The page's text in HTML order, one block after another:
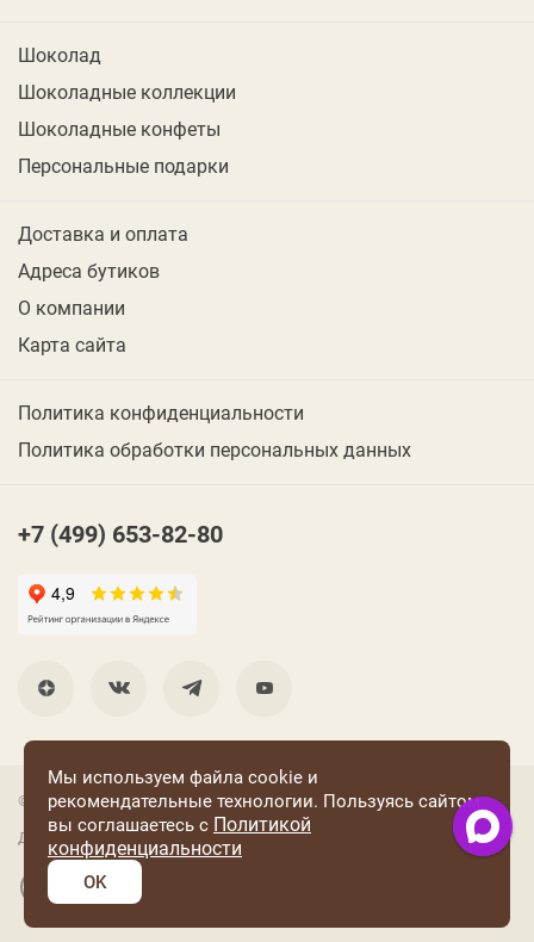
Шоколад
Шоколадные коллекции
Шоколадные конфеты
Персональные подарки
Доставка и оплата
Адреса бутиков
О компании
Карта сайта
Политика конфиденциальности
Политика обработки персональных данных
+7 (499) 653-82-80
© 2001 Группа компаний «Конфаэль»
Дизайн —RUSO
Разработка и поддержка сайта: «Четвертый Рим»
Мы используем файла cookie и
рекомендательные технологии. Пользуясь сайтом
вы соглашаетесь с Политикой
конфиденциальности
OK